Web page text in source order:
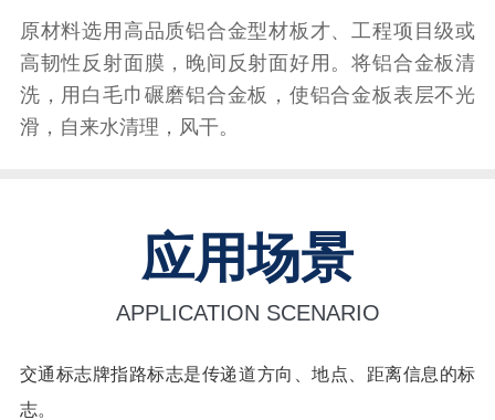
原材料选用高品质铝合金型材板才、工程项目级或
高韧性反射面膜，晚间反射面好用。将铝合金板清
洗，用白毛巾碾磨铝合金板，使铝合金板表层不光
滑，自来水清理，风干。
应用场景
APPLICATION SCENARIO
交通标志牌指路标志是传递道方向、地点、距离信息的标
志。